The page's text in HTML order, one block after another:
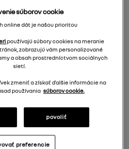
súborov cookie
online dát je našou prioritou
používajú súbory cookies na meranie
zobrazujú vám personalizované
a obsah prostredníctvom sociálnych
sietí.
zmeniť a získať ďalšie informácie na
používania súborov cookie.
povoliť
preferencie